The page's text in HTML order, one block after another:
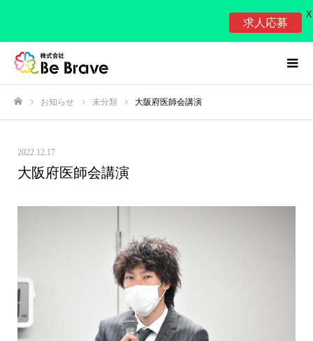
お知らせ 未分類 大阪府医師会講演
2022.12.17
大阪府医師会講演
求人応募
X